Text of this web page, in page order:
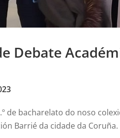
Debate
de bacharelato do noso
Barrié da cidade da Coruña.